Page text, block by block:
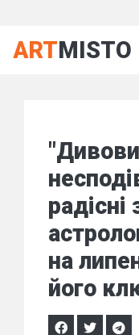
ARTMISTO
радісні
на
його